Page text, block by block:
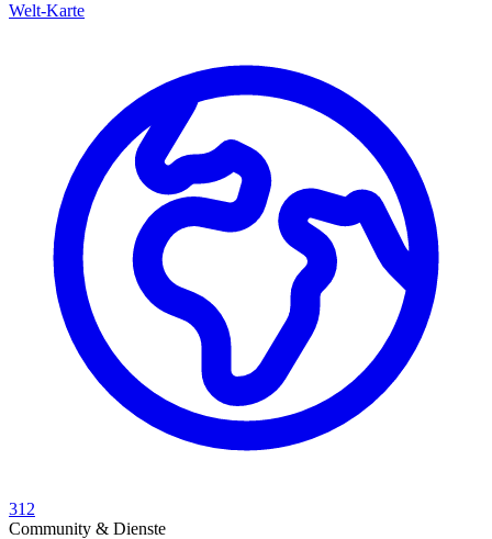
Welt-Karte
312
Community & Dienste